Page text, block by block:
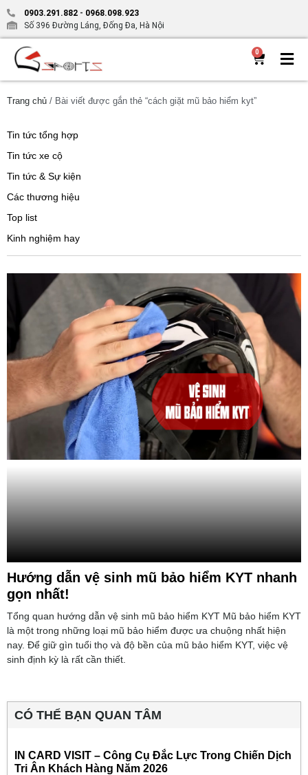
0903.291.882 - 0968.098.923
Số 396 Đường Láng, Đống Đa, Hà Nội
0
Trang chủ / Bài viết được gắn thẻ “cách giặt mũ bảo hiểm kyt”
Tin tức tổng hợp
Tin tức xe cộ
Tin tức & Sự kiện
Các thương hiệu
Top list
Kinh nghiệm hay
Hướng dẫn vệ sinh mũ bảo hiểm KYT nhanh
gọn nhất!
Tổng quan hướng dẫn vệ sinh mũ bảo hiểm KYT Mũ bảo hiểm KYT
là một trong những loại mũ bảo hiểm được ưa chuộng nhất hiện
nay. Để giữ gìn tuổi thọ và độ bền của mũ bảo hiểm KYT, việc vệ
sinh định kỳ là rất cần thiết.
CÓ THỂ BẠN QUAN TÂM
IN CARD VISIT – Công Cụ Đắc Lực Trong Chiến Dịch
Tri Ân Khách Hàng Năm 2026